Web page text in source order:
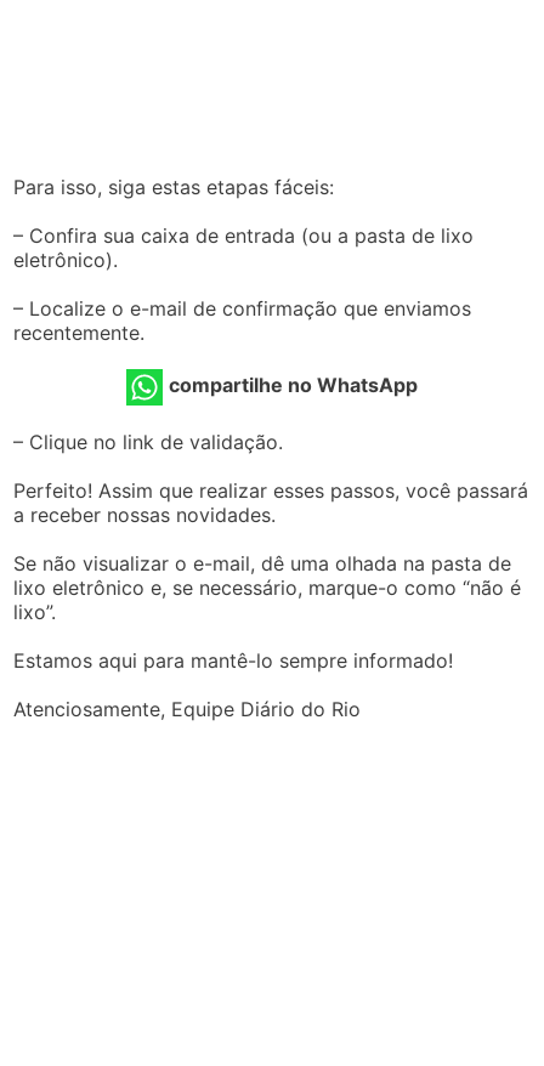
Para isso, siga estas etapas fáceis:
– Confira sua caixa de entrada (ou a pasta de lixo
eletrônico).
– Localize o e-mail de confirmação que enviamos
recentemente.
compartilhe no WhatsApp
– Clique no link de validação.
Perfeito! Assim que realizar esses passos, você passará
a receber nossas novidades.
Se não visualizar o e-mail, dê uma olhada na pasta de
lixo eletrônico e, se necessário, marque-o como “não é
lixo”.
Estamos aqui para mantê-lo sempre informado!
Atenciosamente, Equipe Diário do Rio